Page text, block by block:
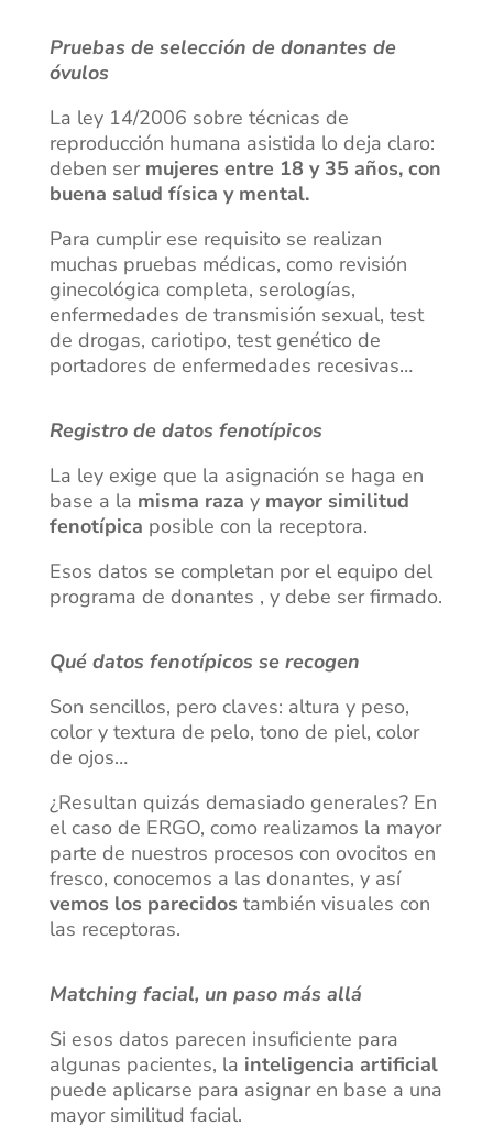
Pruebas de selección de donantes de
óvulos
La ley 14/2006 sobre técnicas de
reproducción humana asistida lo deja claro:
deben ser mujeres entre 18 y 35 años, con
buena salud física y mental.
Para cumplir ese requisito se realizan
muchas pruebas médicas, como revisión
ginecológica completa, serologías,
enfermedades de transmisión sexual, test
de drogas, cariotipo, test genético de
portadores de enfermedades recesivas…
Registro de datos fenotípicos
La ley exige que la asignación se haga en
base a la misma raza y mayor similitud
fenotípica posible con la receptora.
Esos datos se completan por el equipo del
programa de donantes , y debe ser firmado.
Qué datos fenotípicos se recogen
Son sencillos, pero claves: altura y peso,
color y textura de pelo, tono de piel, color
de ojos…
¿Resultan quizás demasiado generales? En
el caso de ERGO, como realizamos la mayor
parte de nuestros procesos con ovocitos en
fresco, conocemos a las donantes, y así
vemos los parecidos también visuales con
las receptoras.
Matching facial, un paso más allá
Si esos datos parecen insuficiente para
algunas pacientes, la inteligencia artificial
puede aplicarse para asignar en base a una
mayor similitud facial.